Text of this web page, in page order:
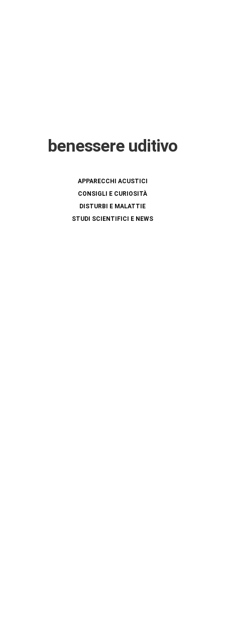
benessere uditivo
APPARECCHI ACUSTICI
CONSIGLI E CURIOSITÀ
DISTURBI E MALATTIE
STUDI SCIENTIFICI E NEWS